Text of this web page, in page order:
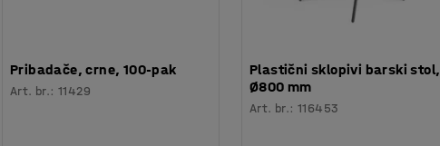
Pribadače, crne, 100-pak
Art. br.:11429
Plastični sklopivi barski stol,
Ø800 mm
Art. br.:116453